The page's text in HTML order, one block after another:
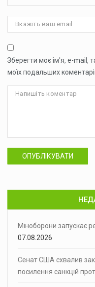
Зберегти моє ім'я, e-mail,
моїх подальших
ОПУБЛІКУВАТИ
Міноборони запускає
07.08.2026
Сенат США схвалив
посилення санкцій